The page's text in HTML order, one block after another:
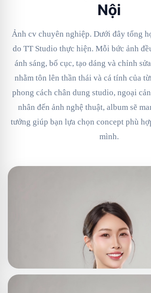
Nội
Ảnh cv chuyên nghiệp. Dưới đây tổng
do TT Studio thực hiện. Mỗi bức ảnh
ánh sáng, bố cục, tạo dáng và chỉnh
nhằm tôn lên thần thái và cá tính của
phong cách chân dung studio, ngoại
nhân đến ảnh nghệ thuật, album sẽ
tưởng giúp bạn lựa chọn concept phù
mình.